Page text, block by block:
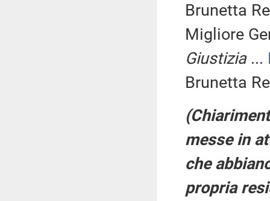
Brunetta
Migliore
Giustizia...
Brunetta
messe in
che
propria